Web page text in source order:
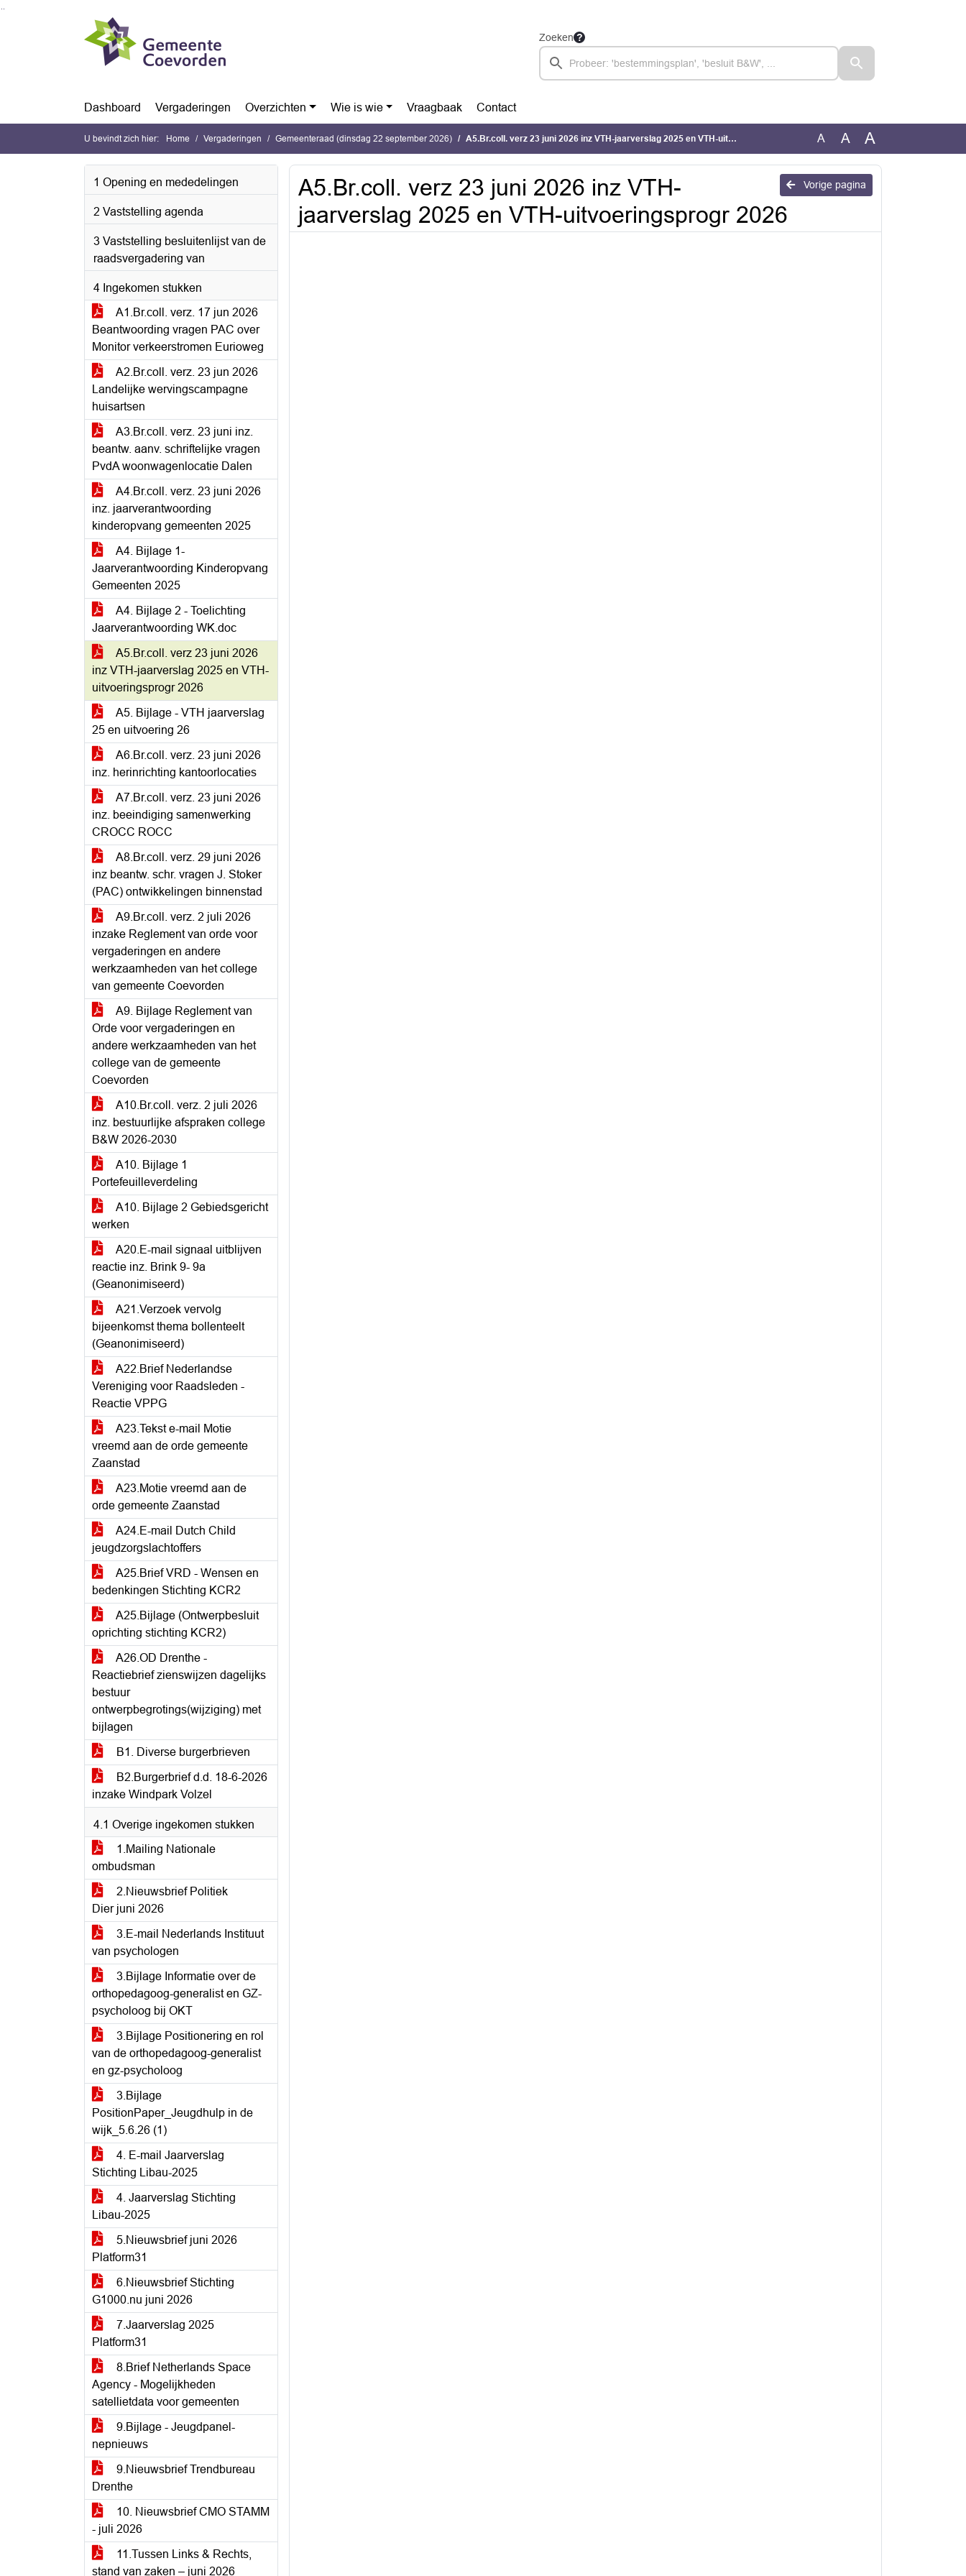
Ga naar de inhoud van deze pagina
Ga naar het zoeken
Ga naar het menu
Zoeken
Dashboard Vergaderingen Overzichten Wie is wie Vraagbaak Contact
U bevindt zich hier: Home Vergaderingen Gemeenteraad (dinsdag 22 september 2026) A5.Br.coll. verz 23 juni 2026 inz VTH-jaarverslag 2025 en VTH-uitvoeringsprogr 2026 A A A
1 Opening en mededelingen
2 Vaststelling agenda
3 Vaststelling besluitenlijst van de
raadsvergadering van
4 Ingekomen stukken
A1.Br.coll. verz. 17 jun 2026
Beantwoording vragen PAC over
Monitor verkeerstromen Eurioweg
A2.Br.coll. verz. 23 jun 2026
Landelijke wervingscampagne
huisartsen
A3.Br.coll. verz. 23 juni inz.
beantw. aanv. schriftelijke vragen
PvdA woonwagenlocatie Dalen
A4.Br.coll. verz. 23 juni 2026
inz. jaarverantwoording
kinderopvang gemeenten 2025
A4. Bijlage 1-
Jaarverantwoording Kinderopvang
Gemeenten 2025
A4. Bijlage 2 - Toelichting
Jaarverantwoording WK.doc
A5.Br.coll. verz 23 juni 2026
inz VTH-jaarverslag 2025 en VTH-
uitvoeringsprogr 2026
A5. Bijlage - VTH jaarverslag
25 en uitvoering 26
A6.Br.coll. verz. 23 juni 2026
inz. herinrichting kantoorlocaties
A7.Br.coll. verz. 23 juni 2026
inz. beeindiging samenwerking
CROCC ROCC
A8.Br.coll. verz. 29 juni 2026
inz beantw. schr. vragen J. Stoker
(PAC) ontwikkelingen binnenstad
A9.Br.coll. verz. 2 juli 2026
inzake Reglement van orde voor
vergaderingen en andere
werkzaamheden van het college
van gemeente Coevorden
A9. Bijlage Reglement van
Orde voor vergaderingen en
andere werkzaamheden van het
college van de gemeente
Coevorden
A10.Br.coll. verz. 2 juli 2026
inz. bestuurlijke afspraken college
B&W 2026-2030
A10. Bijlage 1
Portefeuilleverdeling
A10. Bijlage 2 Gebiedsgericht
werken
A20.E-mail signaal uitblijven
reactie inz. Brink 9- 9a
(Geanonimiseerd)
A21.Verzoek vervolg
bijeenkomst thema bollenteelt
(Geanonimiseerd)
A22.Brief Nederlandse
Vereniging voor Raadsleden -
Reactie VPPG
A23.Tekst e-mail Motie
vreemd aan de orde gemeente
Zaanstad
A23.Motie vreemd aan de
orde gemeente Zaanstad
A24.E-mail Dutch Child
jeugdzorgslachtoffers
A25.Brief VRD - Wensen en
bedenkingen Stichting KCR2
A25.Bijlage (Ontwerpbesluit
oprichting stichting KCR2)
A26.OD Drenthe -
Reactiebrief zienswijzen dagelijks
bestuur
ontwerpbegrotings(wijziging) met
bijlagen
B1. Diverse burgerbrieven
B2.Burgerbrief d.d. 18-6-2026
inzake Windpark Volzel
4.1 Overige ingekomen stukken
1.Mailing Nationale
ombudsman
2.Nieuwsbrief Politiek
Dier juni 2026
3.E-mail Nederlands Instituut
van psychologen
3.Bijlage Informatie over de
orthopedagoog-generalist en GZ-
psycholoog bij OKT
3.Bijlage Positionering en rol
van de orthopedagoog-generalist
en gz-psycholoog
3.Bijlage
PositionPaper_Jeugdhulp in de
wijk_5.6.26 (1)
4. E-mail Jaarverslag
Stichting Libau-2025
4. Jaarverslag Stichting
Libau-2025
5.Nieuwsbrief juni 2026
Platform31
6.Nieuwsbrief Stichting
G1000.nu juni 2026
7.Jaarverslag 2025
Platform31
8.Brief Netherlands Space
Agency - Mogelijkheden
satellietdata voor gemeenten
9.Bijlage - Jeugdpanel-
nepnieuws
9.Nieuwsbrief Trendbureau
Drenthe
10. Nieuwsbrief CMO STAMM
- juli 2026
11.Tussen Links & Rechts,
stand van zaken – juni 2026
Vorige pagina
A5.Br.coll. verz 23 juni 2026 inz VTH-
jaarverslag 2025 en VTH-uitvoeringsprogr 2026